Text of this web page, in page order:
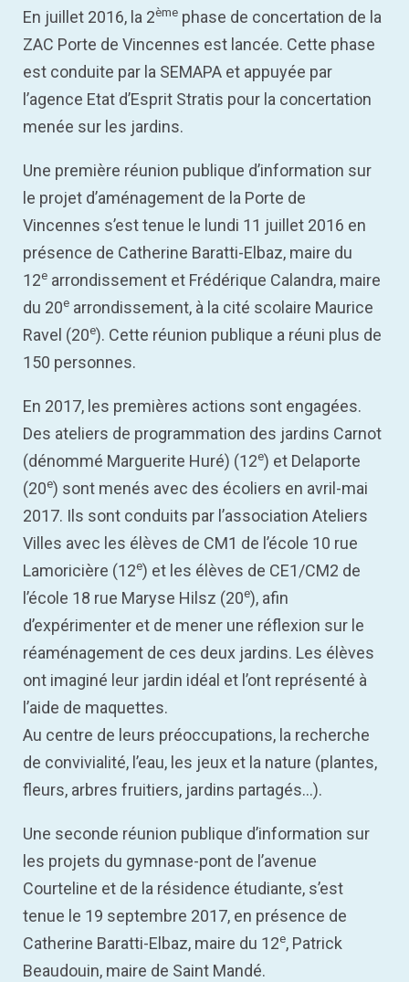
En juillet 2016, la 2ème phase de concertation de la
ZAC Porte de Vincennes est lancée. Cette phase
est conduite par la SEMAPA et appuyée par
l’agence Etat d’Esprit Stratis pour la concertation
menée sur les jardins.
Une première réunion publique d’information sur
le projet d’aménagement de la Porte de
Vincennes s’est tenue le lundi 11 juillet 2016 en
présence de Catherine Baratti-Elbaz, maire du
12e arrondissement et Frédérique Calandra, maire
du 20e arrondissement, à la cité scolaire Maurice
Ravel (20e). Cette réunion publique a réuni plus de
150 personnes.
En 2017, les premières actions sont engagées.
Des ateliers de programmation des jardins Carnot
(dénommé Marguerite Huré) (12e) et Delaporte
(20e) sont menés avec des écoliers en avril-mai
2017. Ils sont conduits par l’association Ateliers
Villes avec les élèves de CM1 de l’école 10 rue
Lamoricière (12e) et les élèves de CE1/CM2 de
l’école 18 rue Maryse Hilsz (20e), afin
d’expérimenter et de mener une réflexion sur le
réaménagement de ces deux jardins. Les élèves
ont imaginé leur jardin idéal et l’ont représenté à
l’aide de maquettes.
Au centre de leurs préoccupations, la recherche
de convivialité, l’eau, les jeux et la nature (plantes,
fleurs, arbres fruitiers, jardins partagés…).
Une seconde réunion publique d’information sur
les projets du gymnase-pont de l’avenue
Courteline et de la résidence étudiante, s’est
tenue le 19 septembre 2017, en présence de
Catherine Baratti-Elbaz, maire du 12e, Patrick
Beaudouin, maire de Saint Mandé.